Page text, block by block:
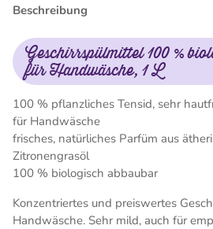
Beschreibung
Geschirrspülmittel 100 %
für Handwäsche, 1 L
100 % pflanzliches Tensid, sehr
für Handwäsche
frisches, natürliches Parfüm aus
Zitronengrasöl
100 % biologisch abbaubar
Konzentriertes und preiswertes
Handwäsche. Sehr mild, auch für